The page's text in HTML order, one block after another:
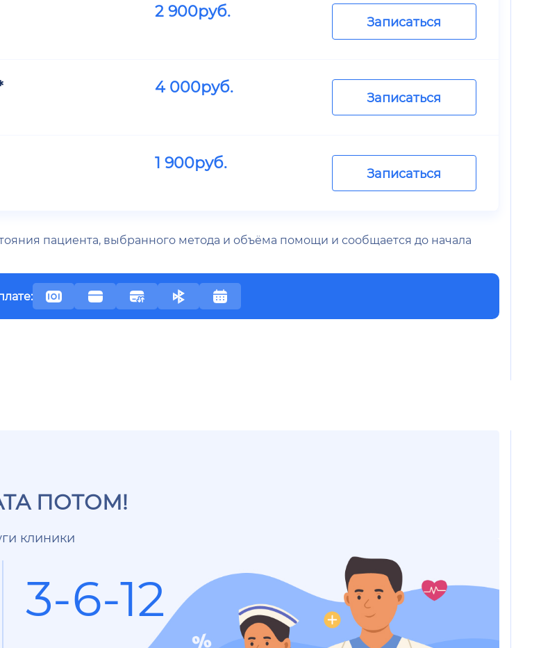
2 900руб.
Записаться
4 000руб.
Записаться
1 900руб.
Записаться
пациента, выбранного метода и объёма помощи и сообщается до начала
ПОТОМ!
клиники
3-6-12